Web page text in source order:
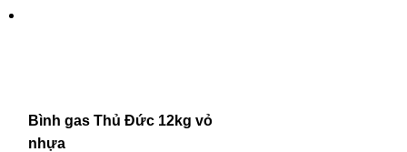
Bình gas Thủ Đức 12kg vỏ
nhựa